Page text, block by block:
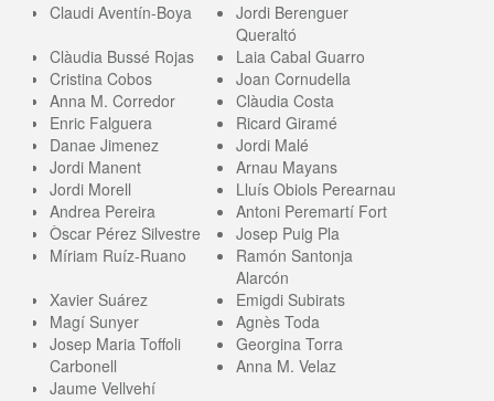
Claudi Aventín-Boya
Jordi Berenguer
Queraltó
Clàudia Bussé Rojas
Laia Cabal Guarro
Cristina Cobos
Joan Cornudella
Anna M. Corredor
Clàudia Costa
Enric Falguera
Ricard Giramé
Danae Jimenez
Jordi Malé
Jordi Manent
Arnau Mayans
Jordi Morell
Lluís Obiols Perearnau
Andrea Pereira
Antoni Peremartí Fort
Òscar Pérez Silvestre
Josep Puig Pla
Míriam Ruíz-Ruano
Ramón Santonja
Alarcón
Xavier Suárez
Emigdi Subirats
Magí Sunyer
Agnès Toda
Josep Maria Toffoli
Carbonell
Georgina Torra
Anna M. Velaz
Jaume Vellvehí